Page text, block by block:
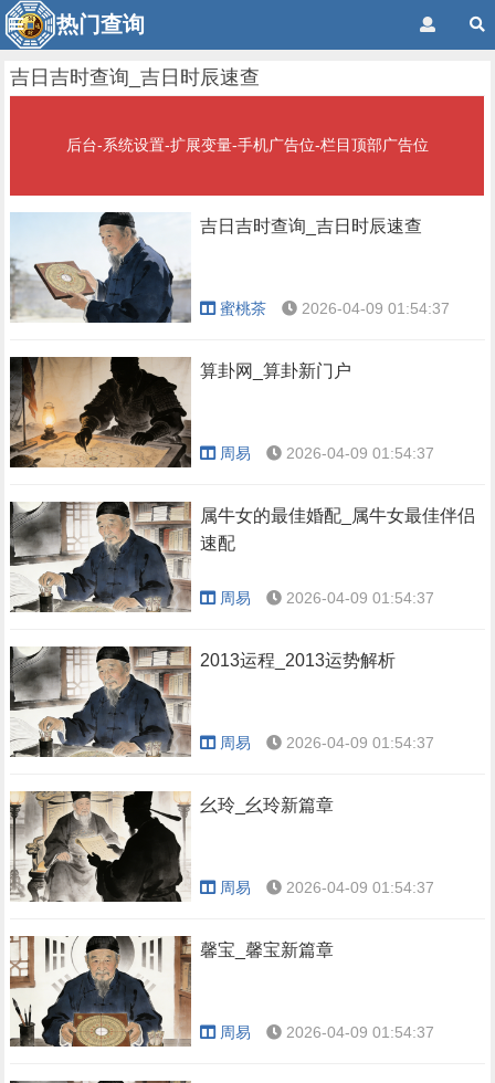
热门查询
吉日吉时查询_吉日时辰速查
后台-系统设置-扩展变量-手机广告位-栏目顶部广告位
吉日吉时查询_吉日时辰速查
蜜桃茶 2026-04-09 01:54:37
算卦网_算卦新门户
周易 2026-04-09 01:54:37
属牛女的最佳婚配_属牛女最佳伴侣
速配
周易 2026-04-09 01:54:37
2013运程_2013运势解析
周易 2026-04-09 01:54:37
幺玲_幺玲新篇章
周易 2026-04-09 01:54:37
馨宝_馨宝新篇章
周易 2026-04-09 01:54:37